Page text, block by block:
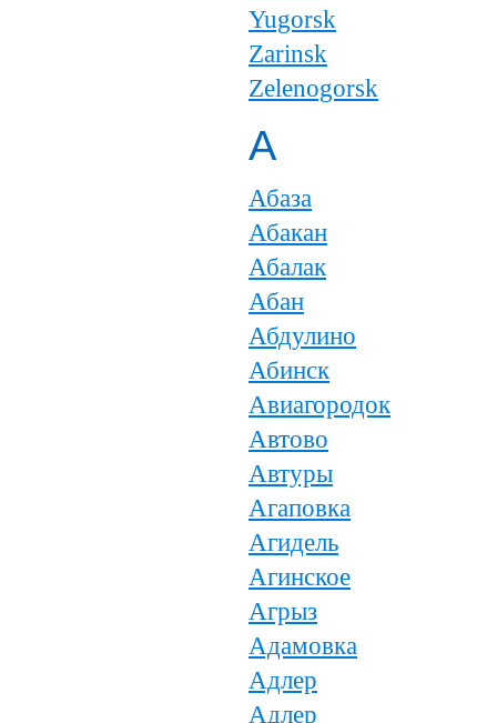
Yugorsk
Zarinsk
Zelenogorsk
А
Абаза
Абакан
Абалак
Абан
Абдулино
Абинск
Авиагородок
Автово
Автуры
Агаповка
Агидель
Агинское
Агрыз
Адамовка
Адлер
Адлер